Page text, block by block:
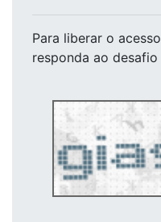
Para liberar o acesso
responda ao desafio